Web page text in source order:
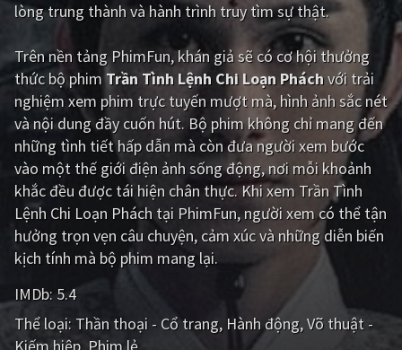
Viễn Tây Tiểu sử
GameShow DramaTV
QUỐC GIA
Âu - Mỹ Trung Quốc - Hồng Kông
Hàn Quốc Nhật Bản
Ấn Độ Việt Nam
Tổng hợp
CẬP NHẬT
PHIM MỚI
lòng trung thành và hành trình truy tìm sự thật.
Trên nền tảngPhimFun, khán giả sẽ có cơ hội thưởng
thức bộ phim Trần Tình Lệnh Chi Loạn Pháchvới trải
nghiệm xem phim trực tuyến mượt mà, hình ảnh sắc nét
và nội dung đầy cuốn hút. Bộ phim không chỉ mang đến
những tình tiết hấp dẫn mà còn đưa người xem bước
vào một thế giới điện ảnh sống động, nơi mỗi khoảnh
khắc đều được tái hiện chân thực. Khi xem Trần Tình
Lệnh Chi Loạn Phách tại PhimFun, người xem có thể tận
hưởng trọn vẹn câu chuyện, cảm xúc và những diễn biến
kịch tính mà bộ phim mang lại.
IMDb: 5.4
Thể loại: Thần thoại - Cổ trang Hành động Võ thuật -